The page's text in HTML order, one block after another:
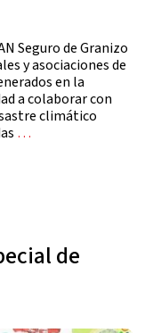
Seguro de Granizo
y asociaciones de
en la
a colaborar con
climático
…
de